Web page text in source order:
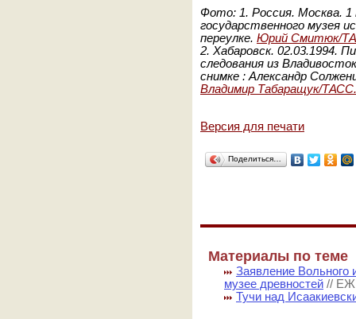
Фото: 1. Россия. Москва. 1
государственного музея
переулке. Юрий Смитюк/
2. Хабаровск. 02.03.1994.
следования из
снимке : Александр
Владимир Табаращук/ТАСС.
Версия для печати
Поделиться…
Материалы по теме
Заявление Вольного
музее древностей //
Тучи над